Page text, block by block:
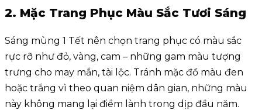
2. Mặc Trang Phục Màu Sắc Tươi Sáng
Sáng mùng 1 Tết nên chọn trang phục có màu sắc
rực rỡ như đỏ, vàng, cam – những gam màu tượng
trưng cho may mắn, tài lộc. Tránh mặc đồ màu đen
hoặc trắng vì theo quan niệm dân gian, những màu
này không mang lại điềm lành trong dịp đầu năm.